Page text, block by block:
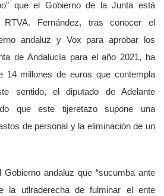
que el Gobierno de la Junta está
RTVA. Fernández, tras conocer el
andaluz y Vox para aprobar los
de Andalucía para el año 2021, ha
14 millones de euros que contempla
sentido, el diputado de Adelante
que este tijeretazo supone una
de personal y la eliminación de un
Gobierno andaluz que “sucumba ante
la utlraderecha de fulminar el ente